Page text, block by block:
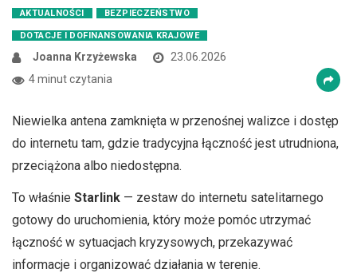
AKTUALNOŚCI BEZPIECZEŃSTWO
DOTACJE I DOFINANSOWANIA KRAJOWE
Joanna Krzyżewska
23.06.2026
4 minut czytania
Niewielka antena zamknięta w przenośnej walizce i dostęp
do internetu tam, gdzie tradycyjna łączność jest utrudniona,
przeciążona albo niedostępna.
To właśnie Starlink — zestaw do internetu satelitarnego
gotowy do uruchomienia, który może pomóc utrzymać
łączność w sytuacjach kryzysowych, przekazywać
informacje i organizować działania w terenie.